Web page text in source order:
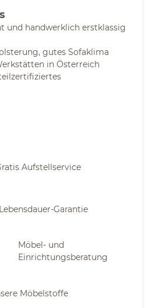
und handwerklich erstklassig
gutes Sofaklima
in Österreich
teilzertifiziertes
Aufstellservice
Lebensdauer-Garantie
Möbel- und
Einrichtungsberatung
Möbelstoffe